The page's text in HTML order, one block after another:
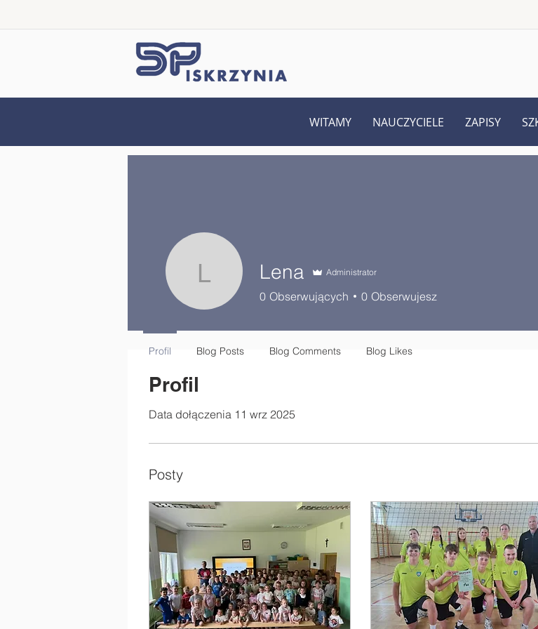
WITAMY NAUCZYCIELE ZAPISY
Profil
Data dołączenia 11 wrz 2025
Posty
Lena Lena Administrator
0 Obserwujących 0 Obserwujesz
Profil Blog Posts Blog Comments Blog Likes